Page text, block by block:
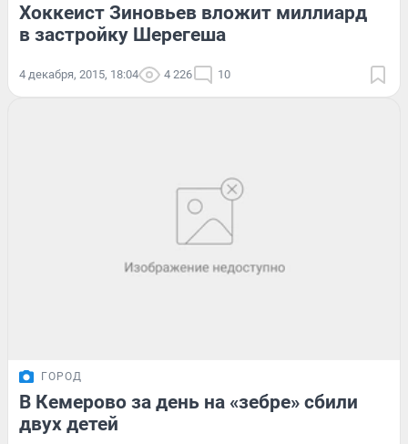
Хоккеист Зиновьев вложит миллиард
в застройку Шерегеша
4 декабря, 2015, 18:04 4 226 10
ГОРОД
В Кемерово за день на «зебре» сбили
двух детей